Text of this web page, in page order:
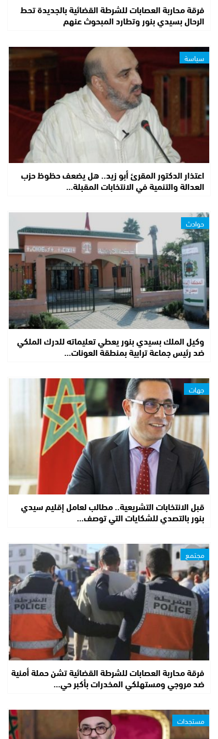
فرقة محاربة العصابات للشرطة القضائية بالجديدة تحط
الرحال بسيدي بنور وتطارد المبحوث عنهم
سياسة
اعتذار الدكتور المقرئ أبو زيد.. هل يضعف حظوظ حزب
العدالة والتنمية في الانتخابات المقبلة…
حوادث
وكيل الملك بسيدي بنور يعطي تعليماته للدرك الملكي
ضد رئيس جماعة ترابية بمنطقة العونات…
جهات
قبل الانتخابات التشريعية.. مطالب لعامل إقليم سيدي
بنور بالتصدي للشكايات التي توصف…
مجتمع
فرقة محاربة العصابات للشرطة القضائية تشن حملة أمنية
ضد مروجي ومستهلكي المخدرات بأكبر حي…
مستجدات